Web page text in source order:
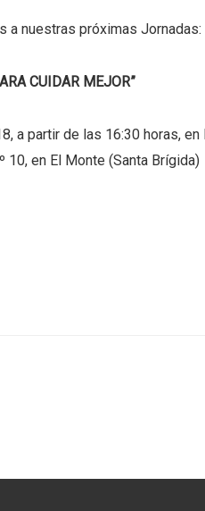
a nuestras próximas Jornadas:
CUIDAR MEJOR”
a partir de las 16:30 horas,
10, en El Monte (Santa Brígida)